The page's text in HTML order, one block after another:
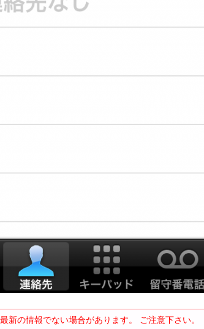
新の情報でない場合があります。 ご注意下さい。